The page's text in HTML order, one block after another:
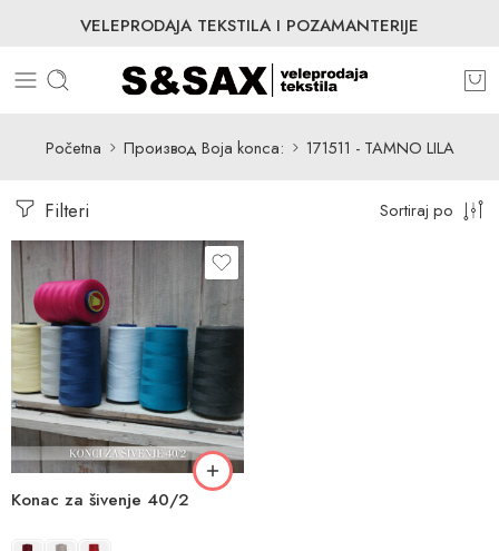
VELEPRODAJA TEKSTILA I POZAMANTERIJE
Početna Производ Boja konca: 171511 - TAMNO LILA
Filteri Sortiraj po
Konac za šivenje 40/2